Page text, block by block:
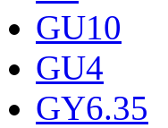
GU10
GU4
GY6.35